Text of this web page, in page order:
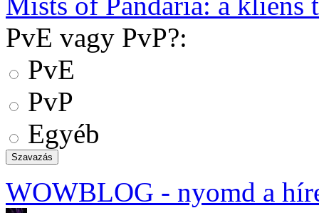
PvE vagy PvP?:
PvE
PvP
Egyéb
WOWBLOG - nyomd a